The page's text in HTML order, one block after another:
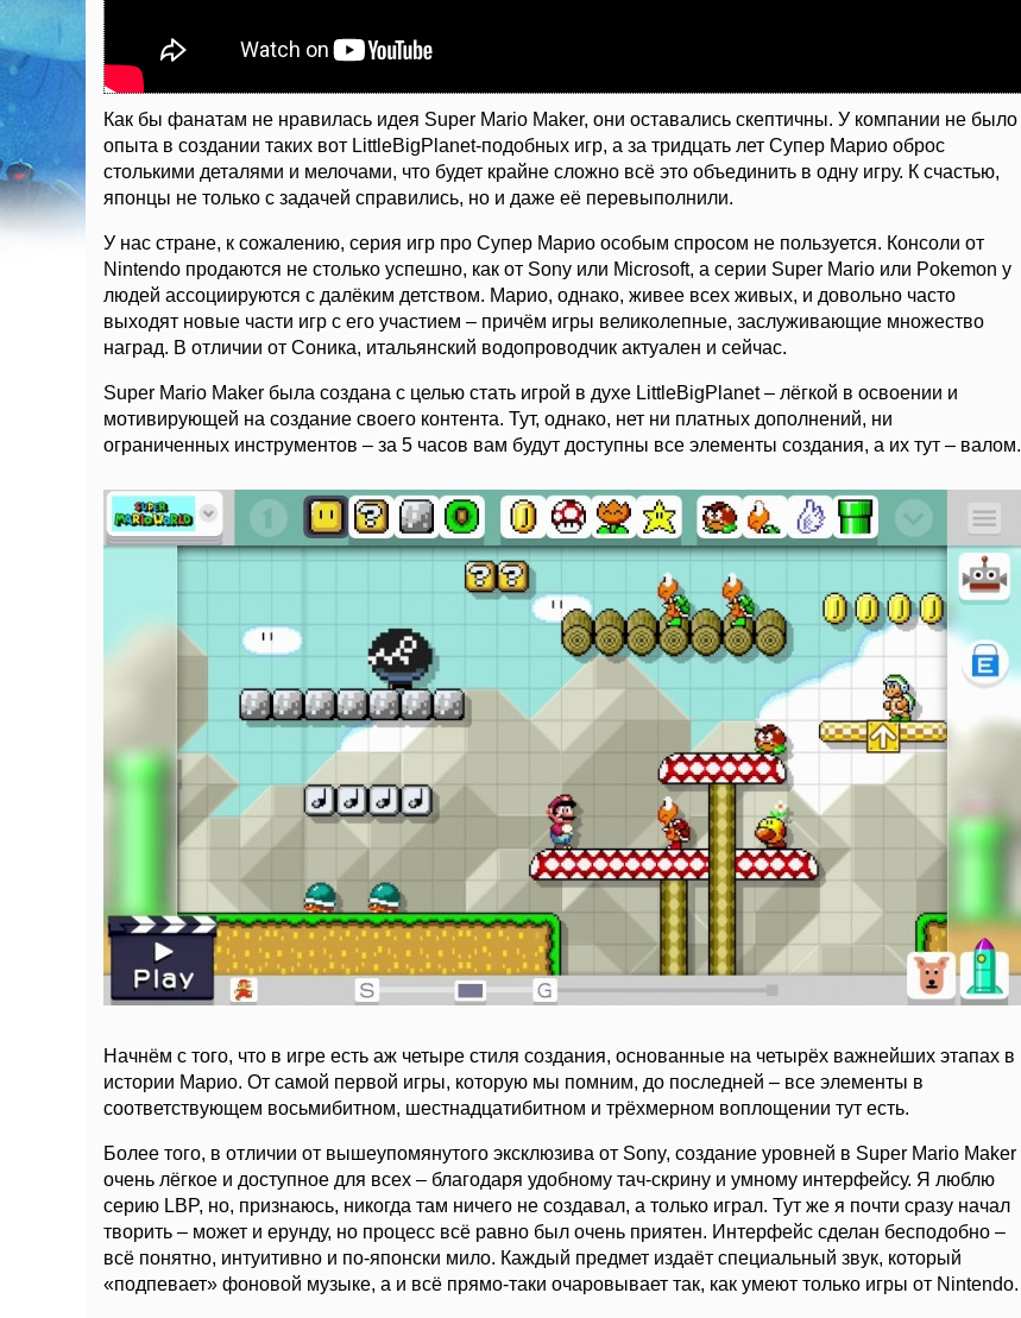
Как бы фанатам не нравилась идея Super Mario Maker, они оставались скептичны. У компании не было
опыта в создании таких вот LittleBigPlanet-подобных игр, а за тридцать лет Супер Марио оброс
столькими деталями и мелочами, что будет крайне сложно всё это объединить в одну игру. К счастью,
японцы не только с задачей справились, но и даже её перевыполнили.
У нас стране, к сожалению, серия игр про Супер Марио особым спросом не пользуется. Консоли от
Nintendo продаются не столько успешно, как от Sony или Microsoft, а серии Super Mario или Pokemon у
людей ассоциируются с далёким детством. Марио, однако, живее всех живых, и довольно часто
выходят новые части игр с его участием – причём игры великолепные, заслуживающие множество
наград. В отличии от Соника, итальянский водопроводчик актуален и сейчас.
Super Mario Maker была создана с целью стать игрой в духе LittleBigPlanet – лёгкой в освоении и
мотивирующей на создание своего контента. Тут, однако, нет ни платных дополнений, ни
ограниченных инструментов – за 5 часов вам будут доступны все элементы создания, а их тут – валом.
Начнём с того, что в игре есть аж четыре стиля создания, основанные на четырёх важнейших этапах в
истории Марио. От самой первой игры, которую мы помним, до последней – все элементы в
соответствующем восьмибитном, шестнадцатибитном и трёхмерном воплощении тут есть.
Более того, в отличии от вышеупомянутого эксклюзива от Sony, создание уровней в Super Mario Maker
очень лёгкое и доступное для всех – благодаря удобному тач-скрину и умному интерфейсу. Я люблю
серию LBP, но, признаюсь, никогда там ничего не создавал, а только играл. Тут же я почти сразу начал
творить – может и ерунду, но процесс всё равно был очень приятен. Интерфейс сделан бесподобно –
всё понятно, интуитивно и по-японски мило. Каждый предмет издаёт специальный звук, который
«подпевает» фоновой музыке, а и всё прямо-таки очаровывает так, как умеют только игры от Nintendo.